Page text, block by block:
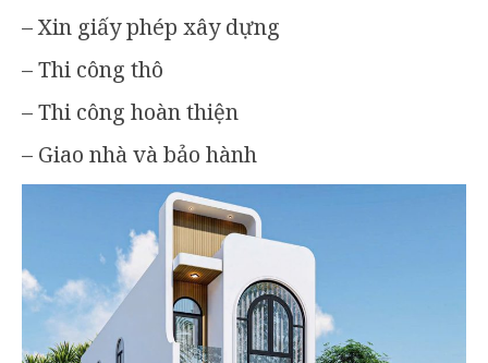
– Xin giấy phép xây dựng
– Thi công thô
– Thi công hoàn thiện
– Giao nhà và bảo hành